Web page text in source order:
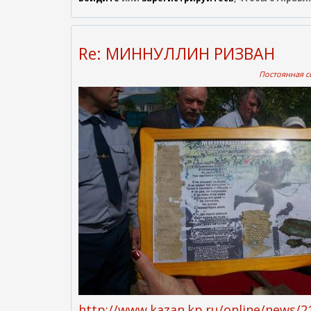
Re: МИННУЛЛИН РИЗВАН
Постоянная